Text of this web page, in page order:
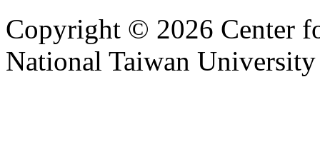
Copyright © 2026 Center
National Taiwan University